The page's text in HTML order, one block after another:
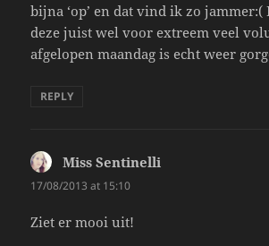
bijna ‘op’ en dat vind ik zo
deze juist wel voor extreem veel
afgelopen maandag is echt weer
REPLY
Miss Sentinelli
17/08/2013 at 15:10
Ziet er mooi uit!